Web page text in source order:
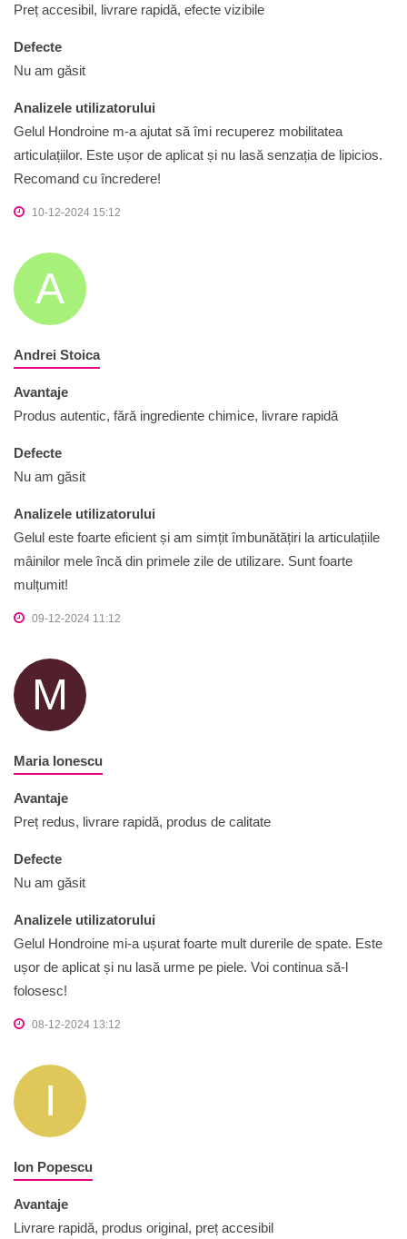
Preț accesibil, livrare rapidă, efecte vizibile
Defecte
Nu am găsit
Analizele utilizatorului
Gelul Hondroine m-a ajutat să îmi recuperez mobilitatea
articulațiilor. Este ușor de aplicat și nu lasă senzația de lipicios.
Recomand cu încredere!
10-12-2024 15:12
A
Andrei Stoica
Avantaje
Produs autentic, fără ingrediente chimice, livrare rapidă
Defecte
Nu am găsit
Analizele utilizatorului
Gelul este foarte eficient și am simțit îmbunătățiri la articulațiile
mâinilor mele încă din primele zile de utilizare. Sunt foarte
mulțumit!
09-12-2024 11:12
M
Maria Ionescu
Avantaje
Preț redus, livrare rapidă, produs de calitate
Defecte
Nu am găsit
Analizele utilizatorului
Gelul Hondroine mi-a ușurat foarte mult durerile de spate. Este
ușor de aplicat și nu lasă urme pe piele. Voi continua să-l
folosesc!
08-12-2024 13:12
I
Ion Popescu
Avantaje
Livrare rapidă, produs original, preț accesibil